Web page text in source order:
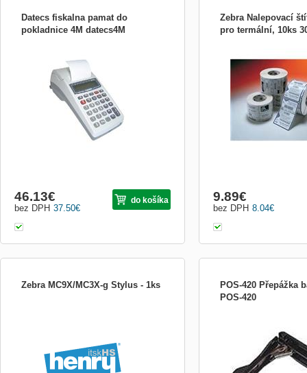
Datecs fiskalna pamat do
pokladnice 4M datecs4M
37.50€
bez DPH
46.13€ do košíka
Zebra Nalepovací
pro termální, 10ks
8.04€
bez DPH
9.89€
Zebra MC9X/MC3X-g Stylus - 1ks
POS-420 Přepážka
POS-420